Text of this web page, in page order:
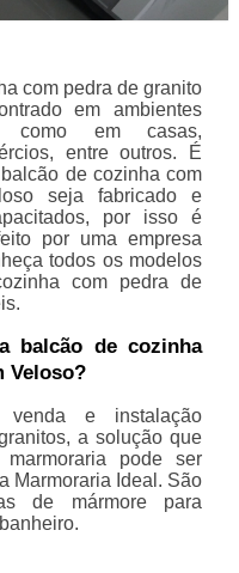
com pedra de granito
em ambientes
como em casas,
entre outros. É
de cozinha com
seja fabricado e
por isso é
por uma empresa
todos os modelos
com pedra de
balcão de cozinha
Veloso?
venda e instalação
a solução que
pode ser
Marmoraria Ideal. São
de mármore para